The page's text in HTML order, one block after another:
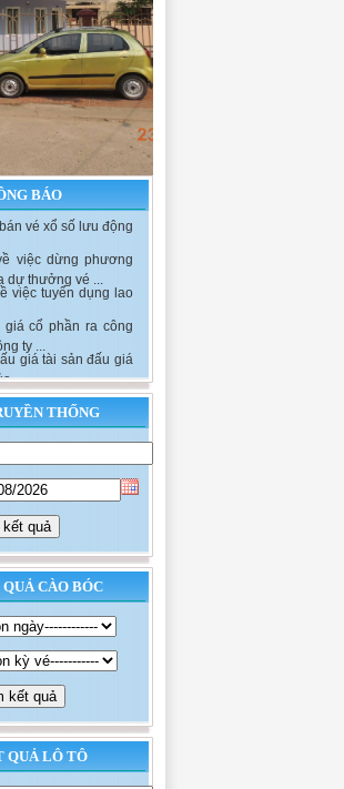
BÁO
vé xổ số lưu động
việc dừng phương
dự thưởng vé ...
việc tuyển dụng lao
giá cổ phần ra công
ty ...
giá tài sản đấu giá
...
THỐNG
CÀO BÓC
QUẢ LÔ TÔ